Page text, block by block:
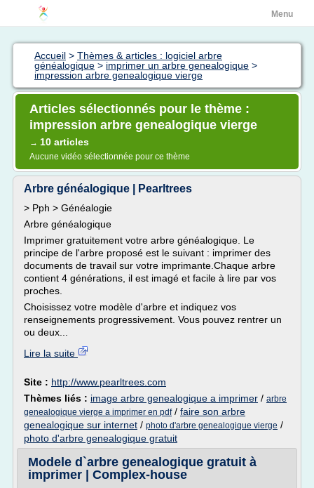
Menu
Accueil > Thèmes & articles : logiciel arbre
généalogique > imprimer un arbre genealogique >
impression arbre genealogique vierge
Articles sélectionnés pour le thème :
impression arbre genealogique vierge
→ 10 articles
Aucune vidéo sélectionnée pour ce thème
Arbre généalogique | Pearltrees
> Pph > Généalogie
Arbre généalogique
Imprimer gratuitement votre arbre généalogique. Le
principe de l'arbre proposé est le suivant : imprimer des
documents de travail sur votre imprimante.Chaque arbre
contient 4 générations, il est imagé et facile à lire par vos
proches.
Choisissez votre modèle d'arbre et indiquez vos
renseignements progressivement. Vous pouvez rentrer un
ou deux...
Lire la suite
Site : http://www.pearltrees.com
Thèmes liés : image arbre genealogique a imprimer / arbre
genealogique vierge a imprimer en pdf/ faire son arbre
genealogique sur internet / photo d'arbre genealogique vierge /
photo d'arbre genealogique gratuit
Modele d`arbre genealogique gratuit à
imprimer | Complex-house